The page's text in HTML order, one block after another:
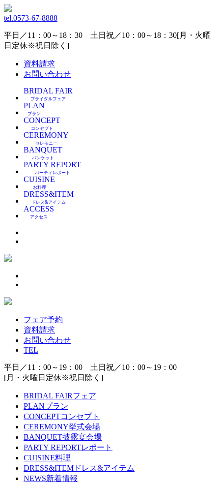
tel.0573-67-8888
平日／11：00～18：30 土日祝／10：00～18：30[月・火曜
日定休※祝日除く]
資料請求
お問い合わせ
BRIDAL FAIR
ブライダルフェア
PLAN
プラン
CONCEPT
コンセプト
CEREMONY
セレモニー
BANQUET
バンケット
PARTY REPORT
パーティレポート
CUISINE
お料理
DRESS&ITEM
ドレス&アイテム
ACCESS
アクセス
フェア予約
資料請求
お問い合わせ
TEL
平日／11：00～19：00 土日祝／10：00～19：00
[月・火曜日定休※祝日除く]
BRIDAL FAIRフェア
PLANプラン
CONCEPTコンセプト
CEREMONY挙式会場
BANQUET披露宴会場
PARTY REPORTレポート
CUISINE料理
DRESS&ITEM ドレス&アイテム
NEWS新着情報